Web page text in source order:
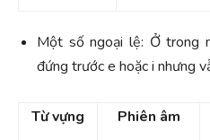
Một số ngoại lệ: Ở trong
đứng trước e hoặc i nhưng
Từ vựng Phiên âm